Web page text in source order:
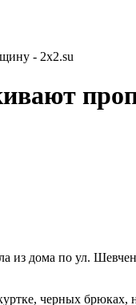
- 2x2.su
дома по ул.
черных брюках,